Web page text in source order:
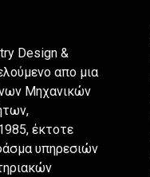
Design &
απο μια
Μηχανικών
έκτοτε
υπηρεσιών